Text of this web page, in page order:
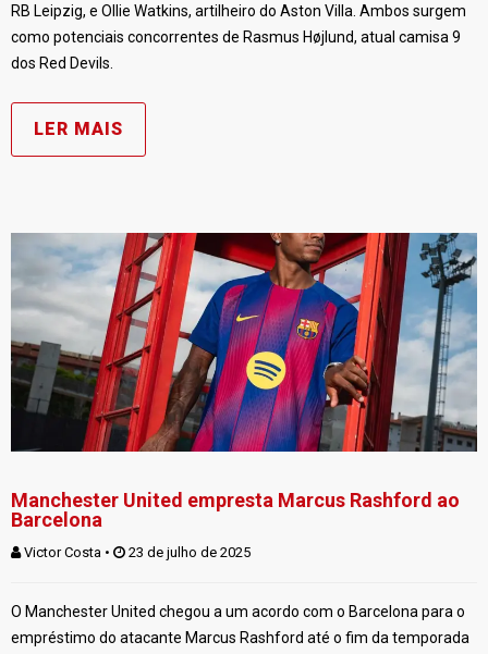
RB Leipzig, e Ollie Watkins, artilheiro do Aston Villa. Ambos surgem
como potenciais concorrentes de Rasmus Højlund, atual camisa 9
dos Red Devils.
LER MAIS
Manchester United empresta Marcus Rashford ao
Barcelona
Victor Costa • 23 de julho de 2025
O Manchester United chegou a um acordo com o Barcelona para o
empréstimo do atacante Marcus Rashford até o fim da temporada